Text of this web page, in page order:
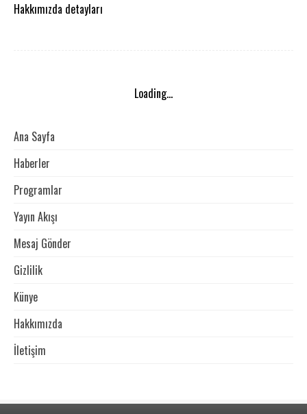
Hakkımızda detayları
Loading...
Ana Sayfa
Haberler
Programlar
Yayın Akışı
Mesaj Gönder
Gizlilik
Künye
Hakkımızda
İletişim